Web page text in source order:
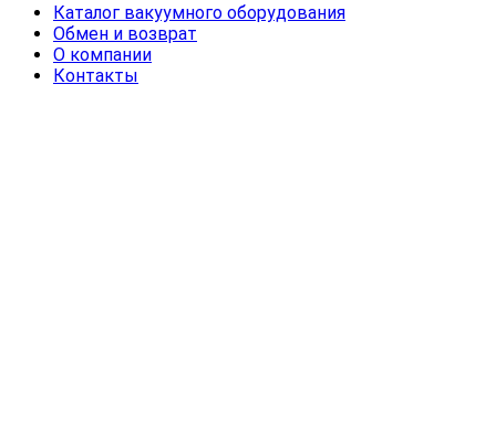
Каталог вакуумного оборудования
Обмен и возврат
О компании
Контакты